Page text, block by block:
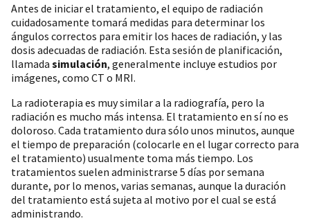
Antes de iniciar el tratamiento, el equipo de radiación
cuidadosamente tomará medidas para determinar los
ángulos correctos para emitir los haces de radiación, y las
dosis adecuadas de radiación. Esta sesión de planificación,
llamada simulación, generalmente incluye estudios por
imágenes, como CT o MRI.
La radioterapia es muy similar a la radiografía, pero la
radiación es mucho más intensa. El tratamiento en sí no es
doloroso. Cada tratamiento dura sólo unos minutos, aunque
el tiempo de preparación (colocarle en el lugar correcto para
el tratamiento) usualmente toma más tiempo. Los
tratamientos suelen administrarse 5 días por semana
durante, por lo menos, varias semanas, aunque la duración
del tratamiento está sujeta al motivo por el cual se está
administrando.